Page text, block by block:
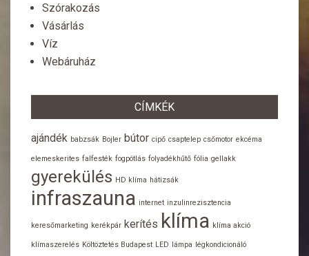
Szórakozás
Vásárlás
Víz
Webáruház
CÍMKÉK
ajándék babzsák Bojler bútor cipő csaptelep csőmotor ekcéma
elemeskerites falfesték fogpótlás folyadékhűtő fólia gellakk
gyerekülés HD klíma hátizsák
infraszauna internet inzulinrezisztencia
keresőmarketing kerékpár kerítés klíma klíma akció
klímaszerelés Költöztetés Budapest LED lámpa légkondicionáló